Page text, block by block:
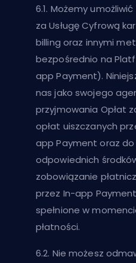
6.1. Możemy
za Usługę Cyfrową
billing oraz innymi
bezpośrednio na
app Payment).
nas jako swojego
przyjmowania Opłat
opłat uiszczanych
app Payment oraz do
odpowiednich
zobowiązanie
przez In-app
spełnione w
płatności.
6.2. Nie możesz